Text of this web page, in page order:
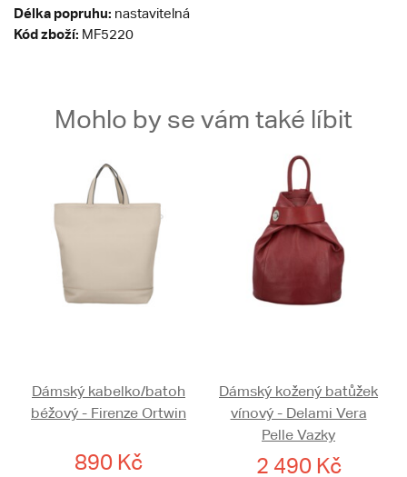
Délka popruhu: nastavitelná
Kód zboží: MF5220
Mohlo by se vám také líbit
Dámský kabelko/batoh
béžový - Firenze Ortwin
890 Kč
Dámský kožený batůžek
vínový - Delami Vera
Pelle Vazky
2 490 Kč